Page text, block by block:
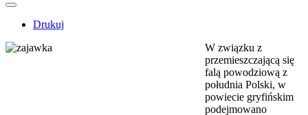
Drukuj
W związku z
przemieszczającą się
falą powodziową z
południa Polski, w
powiecie gryfińskim
podejmowano